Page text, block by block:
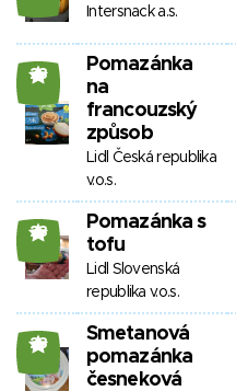
Intersnack a.s.
23
Pomazánka
na
francouzský
způsob
Lidl Česká republika
v.o.s.
23
Pomazánka s
tofu
Lidl Slovenská
republika v.o.s.
23
Smetanová
pomazánka
česneková